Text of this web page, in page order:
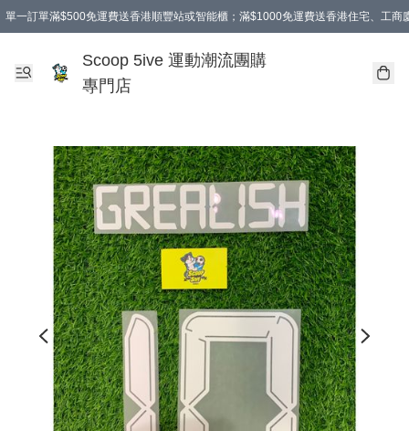
單一訂單滿$500免運費送香港順豐站或智能櫃；滿$1000免運費送香港住宅、工商
Scoop 5ive 運動潮流團購
專門店